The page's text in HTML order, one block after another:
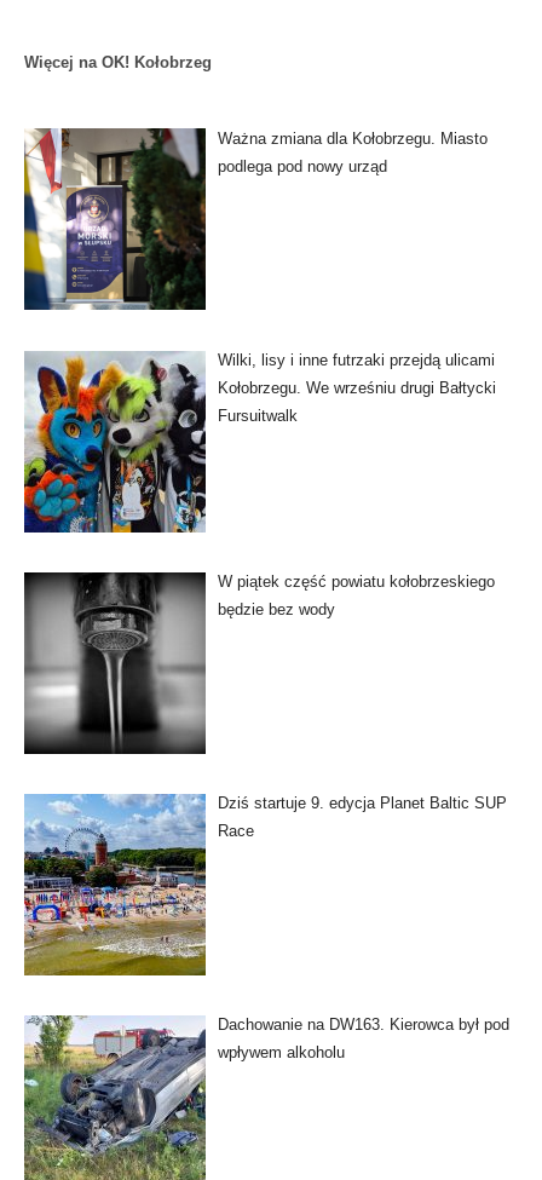
Więcej na OK! Kołobrzeg
Ważna zmiana dla Kołobrzegu. Miasto
podlega pod nowy urząd
Wilki, lisy i inne futrzaki przejdą ulicami
Kołobrzegu. We wrześniu drugi Bałtycki
Fursuitwalk
W piątek część powiatu kołobrzeskiego
będzie bez wody
Dziś startuje 9. edycja Planet Baltic SUP
Race
Dachowanie na DW163. Kierowca był pod
wpływem alkoholu